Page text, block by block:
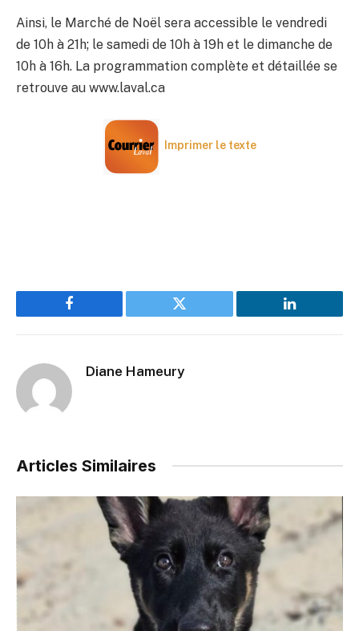
Ainsi, le Marché de Noël sera accessible le vendredi
de 10h à 21h; le samedi de 10h à 19h et le dimanche de
10h à 16h. La programmation complète et détaillée se
retrouve au www.laval.ca
Imprimer le texte
Facebook Twitter LinkedIn
Diane Hameury
Articles Similaires